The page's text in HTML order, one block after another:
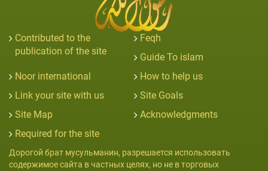
Contributed to the
publication of the site
Feqh
Guide To islam
Noor international
How to help us
Link your site with us
Site Goals
Site Map
Acknowledgments
Required for the site
Дорогой брат мусульманин, разрешается использовать
содержимое сайта в частных целях, но не в торговых